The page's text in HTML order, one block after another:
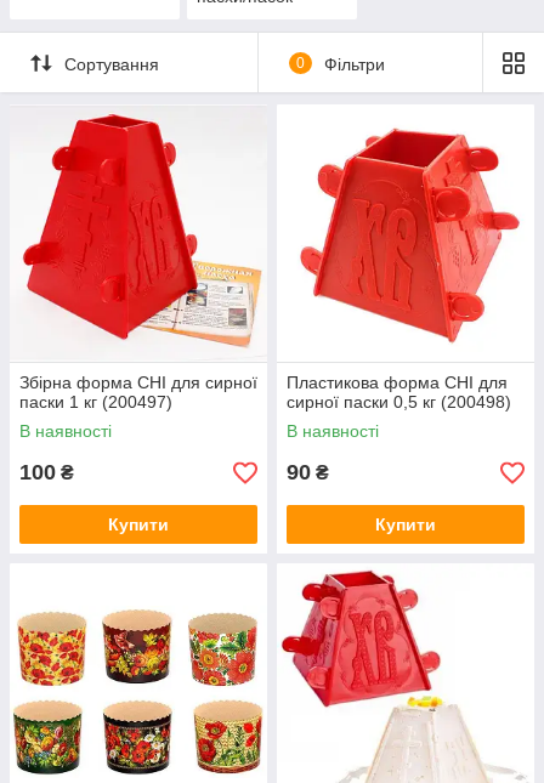
Сортування 0 Фільтри
Збірна форма CHI для сирної
паски 1 кг (200497)
В наявності
100 ₴
Купити
Пластикова форма CHI для
сирної паски 0,5 кг (200498)
В наявності
90 ₴
Купити